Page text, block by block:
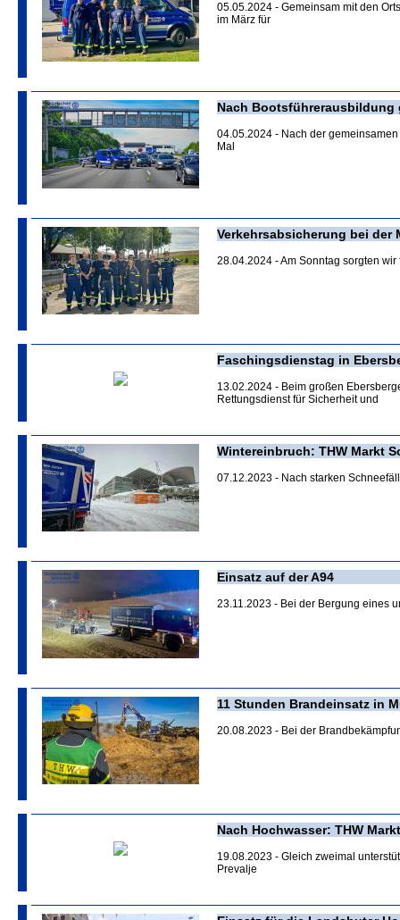
05.05.2024 - Gemeinsam mit den
im März für
Nach Bootsführerausbildung
04.05.2024 - Nach der
Mal
Verkehrsabsicherung bei der
28.04.2024 - Am Sonntag sorgten
Faschingsdienstag in
13.02.2024 - Beim großen
Rettungsdienst für Sicherheit und
Wintereinbruch: THW Markt
07.12.2023 - Nach starken
Einsatz auf der A94
23.11.2023 - Bei der Bergung eines
11 Stunden Brandeinsatz in
20.08.2023 - Bei der
Nach Hochwasser: THW
19.08.2023 - Gleich zweimal
Prevalje